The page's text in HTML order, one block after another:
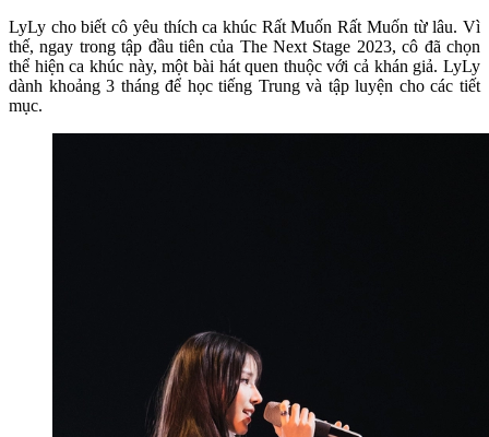
LyLy cho biết cô yêu thích ca khúc Rất Muốn Rất Muốn từ lâu. Vì
thế, ngay trong tập đầu tiên của The Next Stage 2023, cô đã chọn
thể hiện ca khúc này, một bài hát quen thuộc với cả khán giả. LyLy
dành khoảng 3 tháng để học tiếng Trung và tập luyện cho các tiết
mục.